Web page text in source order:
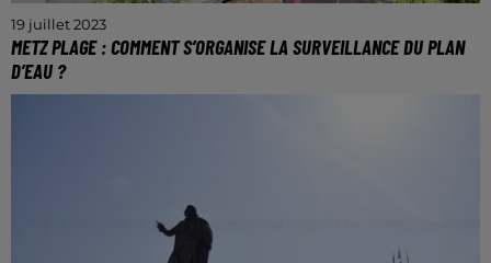
19 juillet 2023
METZ PLAGE : COMMENT S’ORGANISE LA SURVEILLANCE DU PLAN
D’EAU ?
La baignade dans le plan d'eau est la grande